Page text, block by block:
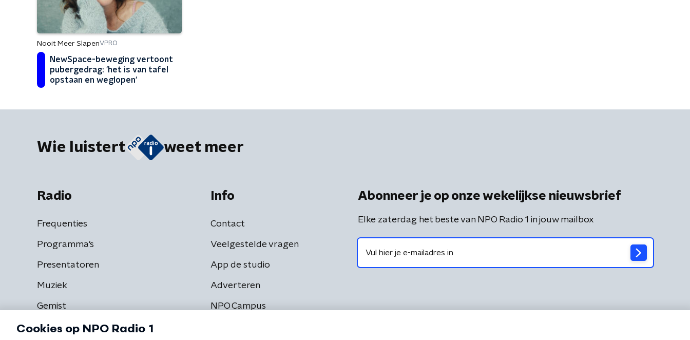
Nooit Meer SlapenVPRO
NewSpace-beweging vertoont
pubergedrag: 'het is van tafel
opstaan en weglopen'
Wie luistert weet meer
Radio
Frequenties
Programma's
Presentatoren
Muziek
Gemist
Info
Contact
Veelgestelde vragen
App de studio
Adverteren
NPO Campus
Abonneer je op onze wekelijkse nieuwsbrief
Elke zaterdag het beste van NPO Radio 1 in jouw mailbox